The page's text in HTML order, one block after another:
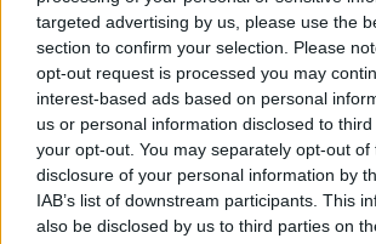
targeted advertising by us, please use the
section to confirm your selection. Please
opt-out request is processed you may
interest-based ads based on personal
us or personal information disclosed to
your opt-out. You may separately opt-out of
disclosure of your personal information by
IAB’s list of downstream participants. This
also be disclosed by us to third parties on
Nemusí to byť len
levanduľa! 7 fialových
krások, ktoré rozžiaria
vašu záhradu
Môže
možno